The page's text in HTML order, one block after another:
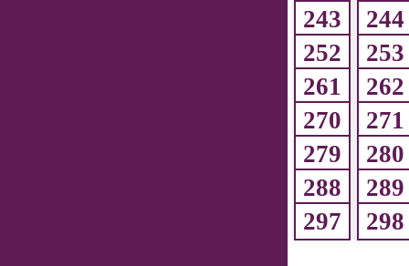
243
244
252
253
261
262
270
271
279
280
288
289
297
298